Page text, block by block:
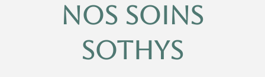
nos soins
Sothys